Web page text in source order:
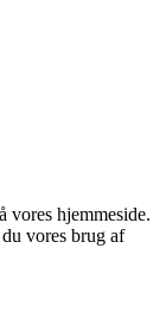
vores hjemmeside.
vores brug af